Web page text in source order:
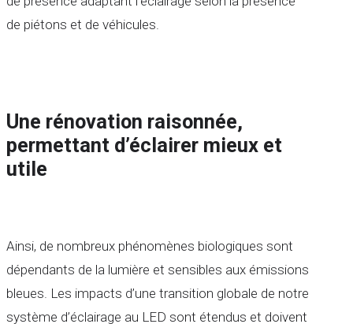
de piétons et de véhicules.
Une rénovation raisonnée,
permettant d’éclairer mieux et
utile
Ainsi, de nombreux phénomènes biologiques sont
dépendants de la lumière et sensibles aux émissions
bleues. Les impacts d’une transition globale de notre
système d’éclairage au LED sont étendus et doivent